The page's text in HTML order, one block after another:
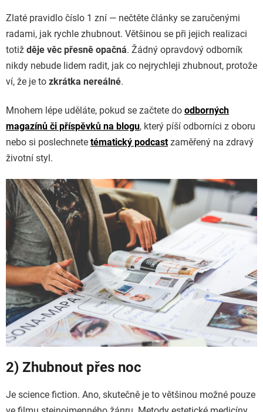
Zlaté pravidlo číslo 1 zní — nečtěte články se zaručenými
radami, jak rychle zhubnout. Většinou se při jejich realizaci
totiž děje věc přesně opačná. Žádný opravdový odborník
nikdy nebude lidem radit, jak co nejrychleji zhubnout, protože
ví, že je to zkrátka nereálné.
Mnohem lépe uděláte, pokud se začtete do odborných
magazínů či příspěvků na blogu, který píší odborníci z oboru
nebo si poslechnete tématický podcastzaměřený na zdravý
životní styl.
2) Zhubnout přes noc
Je science fiction. Ano, skutečně je to většinou možné pouze